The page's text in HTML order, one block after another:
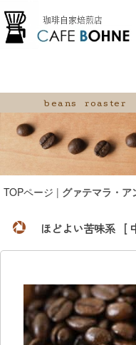
beans roaster
TOPページ | グァテマラ・ア
ほどよい苦味系 [